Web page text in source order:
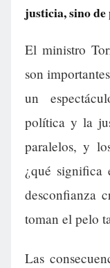
justicia, sino
El ministro
son
un
política y la
paralelos, y
¿qué significa
desconfianza
toman el pelo
Las